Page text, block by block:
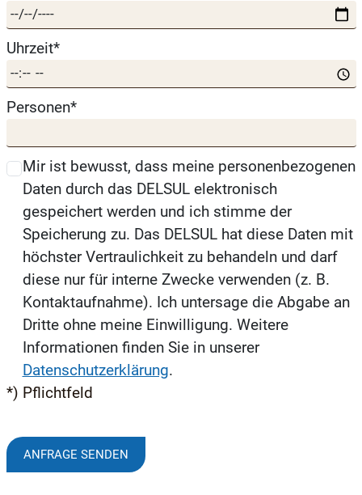
Uhrzeit*
Personen*
Mir ist bewusst, dass meine personenbezogenen
Daten durch das DELSUL elektronisch
gespeichert werden und ich stimme der
Speicherung zu. Das DELSUL hat diese Daten mit
höchster Vertraulichkeit zu behandeln und darf
diese nur für interne Zwecke verwenden (z. B.
Kontaktaufnahme). Ich untersage die Abgabe an
Dritte ohne meine Einwilligung. Weitere
Informationen finden Sie in unserer
Datenschutzerklärung.
*) Pflichtfeld